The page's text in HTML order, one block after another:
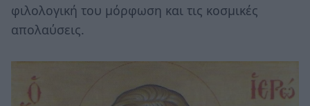
φιλολογική του μόρφωση και τις κοσμικές
απολαύσεις.